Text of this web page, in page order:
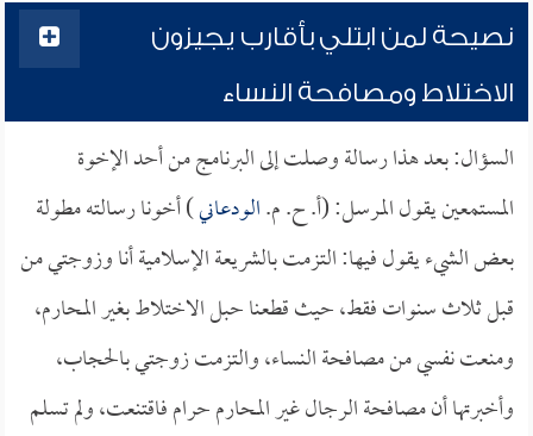
نصيحة لمن ابتلي بأقارب يجيزون
الاختلاط ومصافحة النساء
السؤال: بعد هذا رسالة وصلت إلى البرنامج من أحد الإخوة
المستمعين يقول المرسل: (أ. ح. م.الودعاني) أخونا رسالته مطولة
بعض الشيء يقول فيها: التزمت بالشريعة الإسلامية أنا وزوجتي من
قبل ثلاث سنوات فقط، حيث قطعنا حبل الاختلاط بغير المحارم،
ومنعت نفسي من مصافحة النساء، والتزمت زوجتي بالحجاب،
وأخبرتها أن مصافحة الرجال غير المحارم حرام فاقتنعت، ولم تسلم